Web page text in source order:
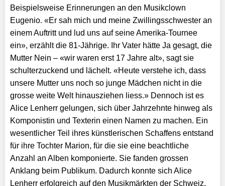
Beispielsweise Erinnerungen an den Musikclown
Eugenio. «Er sah mich und meine Zwillingsschwester an
einem Auftritt und lud uns auf seine Amerika-Tournee
ein», erzählt die 81-Jährige. Ihr Vater hätte Ja gesagt, die
Mutter Nein – «wir waren erst 17 Jahre alt», sagt sie
schulterzuckend und lächelt. «Heute verstehe ich, dass
unsere Mutter uns noch so junge Mädchen nicht in die
grosse weite Welt hinausziehen liess.» Dennoch ist es
Alice Lenherr gelungen, sich über Jahrzehnte hinweg als
Komponistin und Texterin einen Namen zu machen. Ein
wesentlicher Teil ihres künstlerischen Schaffens entstand
für ihre Tochter Marion, für die sie eine beachtliche
Anzahl an Alben komponierte. Sie fanden grossen
Anklang beim Publikum. Dadurch konnte sich Alice
Lenherr erfolgreich auf den Musikmärkten der Schweiz,